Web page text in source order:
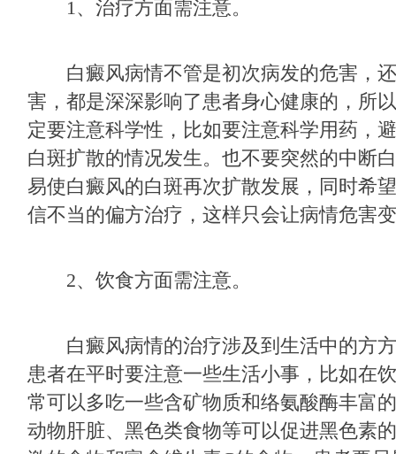
1、治疗方面需注意。
白癜风病情不管是初次病发的危害，还
害，都是深深影响了患者身心健康的，所
定要注意科学性，比如要注意科学用药，
白斑扩散的情况发生。也不要突然的中断
易使白癜风的白斑再次扩散发展，同时希
信不当的偏方治疗，这样只会让病情危害
2、饮食方面需注意。
白癜风病情的治疗涉及到生活中的方方
患者在平时要注意一些生活小事，比如在
常可以多吃一些含矿物质和络氨酸酶丰富
动物肝脏、黑色类食物等可以促进黑色素